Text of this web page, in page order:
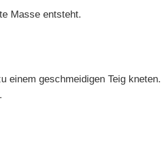
Masse entsteht.
einem geschmeidigen Teig kneten.